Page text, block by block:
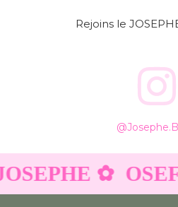
Rejoins le
✿